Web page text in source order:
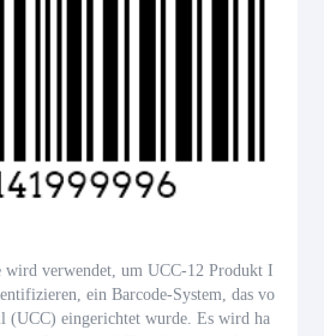
wird verwendet, um UCC-12 Produkt I
ein Barcode-System, das vo
(UCC) eingerichtet wurde. Es wird ha